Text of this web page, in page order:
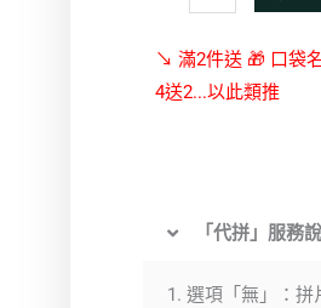
↘ 滿2件送 🎁 口袋
4送2...以此類推
「代拼」服務
1. 選項「無」：拼